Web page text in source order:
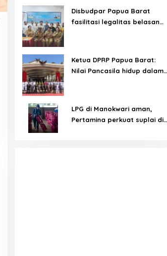
Disbudpar Papua Barat
fasilitasi legalitas belasan
Ketua DPRP Papua Barat:
Nilai Pancasila hidup dalam
LPG di Manokwari aman,
Pertamina perkuat suplai di